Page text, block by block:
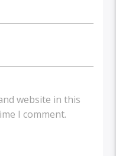
website in this
I comment.